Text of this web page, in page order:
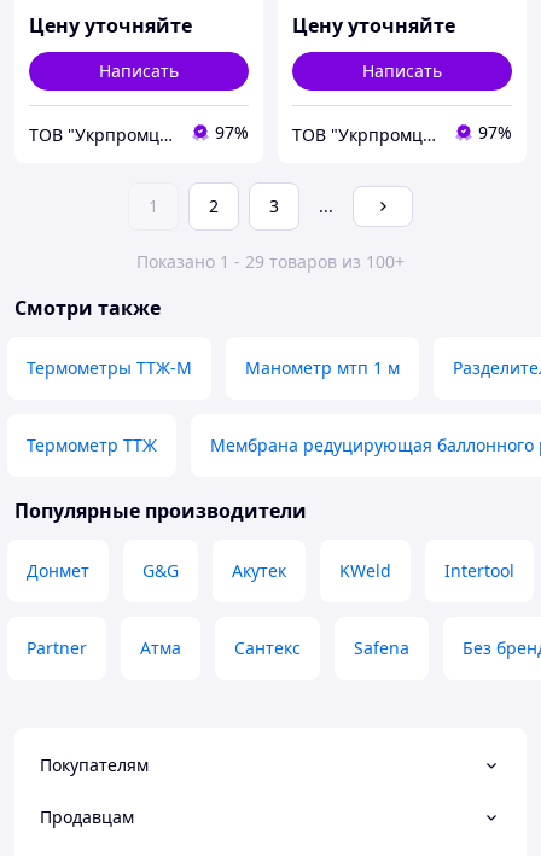
Цену уточняйте
Написать
ТОВ "Укрпромцентр ЛТД" 97%
Цену уточняйте
Написать
ТОВ "Укрпромцентр ЛТД" 97%
1 2 3 ...
Показано 1 - 29 товаров из 100+
Смотри также
Термометры ТТЖ-М Манометр мтп 1 м
Термометр ТТЖ Мембрана редуцирующая баллонного
Популярные производители
Донмет G&G Акутек KWeld Intertool
Partner Атма Сантекс Safena Без
Покупателям
Продавцам